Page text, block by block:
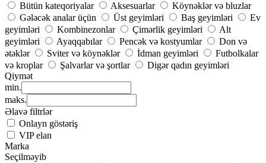
Bütün kateqoriyalar
Aksesuarlar
Köynəklər və bluzlar
Gələcək analar üçün
Üst geyimləri Baş geyimləri
Ev
geyimləri
Kombinezonlar Çimərlik geyimləri
Alt
geyimləri
Ayaqqabılar Pencək və kostyumlar
Don və
ətəklər
Sviter və köynəklər İdman geyimləri
Futbolkalar
və kroplar
Şalvarlar və şortlar
Digər qadın geyimləri
Qiymət
min.
maks.
Əlavə filtrlər
Onlayn göstəriş
VIP elan
Marka
Seçilməyib